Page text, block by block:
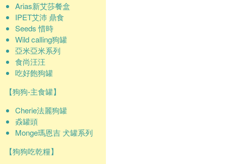
Arias新艾莎餐盒
IPET艾沛 鼎食
Seeds 惜時
Wild calling狗罐
亞米亞米系列
食尚汪汪
吃好飽狗罐
【狗狗-主食罐】
Cherie法麗狗罐
猋罐頭
Monge瑪恩吉 犬罐系列
【狗狗吃乾糧】